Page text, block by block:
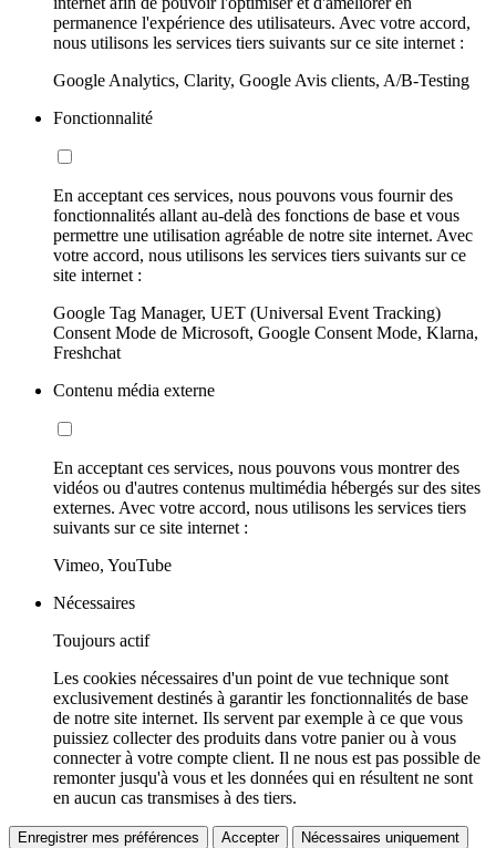
permanence l'expérience des utilisateurs. Avec votre accord,
nous utilisons les services tiers suivants sur ce site internet :
Google Analytics, Clarity, Google Avis clients, A/B-Testing
Fonctionnalité
En acceptant ces services, nous pouvons vous fournir des
fonctionnalités allant au-delà des fonctions de base et vous
permettre une utilisation agréable de notre site internet. Avec
votre accord, nous utilisons les services tiers suivants sur ce
site internet :
Google Tag Manager, UET (Universal Event Tracking)
Consent Mode de Microsoft, Google Consent Mode, Klarna,
Freshchat
Contenu média externe
En acceptant ces services, nous pouvons vous montrer des
vidéos ou d'autres contenus multimédia hébergés sur des sites
externes. Avec votre accord, nous utilisons les services tiers
suivants sur ce site internet :
Vimeo, YouTube
Nécessaires
Toujours actif
Les cookies nécessaires d'un point de vue technique sont
exclusivement destinés à garantir les fonctionnalités de base
de notre site internet. Ils servent par exemple à ce que vous
puissiez collecter des produits dans votre panier ou à vous
connecter à votre compte client. Il ne nous est pas possible de
remonter jusqu'à vous et les données qui en résultent ne sont
en aucun cas transmises à des tiers.
Enregistrer mes préférences Accepter Nécessaires uniquement